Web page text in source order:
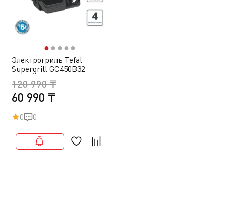
●● ● ● ●
Электрогриль Tefal
Supergrill GC450B32
60 990 ₸
120 990 ₸
0 0